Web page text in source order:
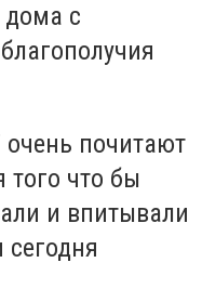
дома с
очень почитают
что бы
и впитывали